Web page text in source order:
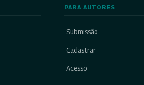
PARA AUTORES
Submissão
Cadastrar
Acesso